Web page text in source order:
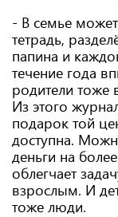
- В семье
тетрадь,
папина и
течение года
родители тоже
Из этого
подарок той
доступна.
деньги на
облегчает
взрослым. И
тоже люди.